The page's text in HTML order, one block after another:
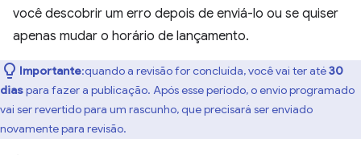
você descobrir um erro depois de enviá-lo ou se quiser
apenas mudar o horário de lançamento.
Importante:quando a revisão for concluída, você vai ter até30
diaspara fazer a publicação. Após esse período, o envio programado
vai ser revertido para um rascunho, que precisará ser enviado
novamente para revisão.